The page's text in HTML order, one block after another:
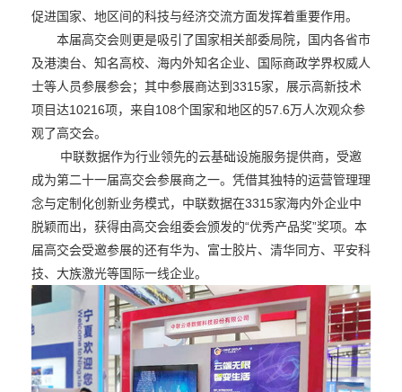
促进国家、地区间的科技与经济交流方面发挥着重要作用。
本届高交会则更是吸引了国家相关部委局院，国内各省市
及港澳台、知名高校、海内外知名企业、国际商政学界权威人
士等人员参展参会；其中参展商达到3315家，展示高新技术
项目达10216项，来自108个国家和地区的57.6万人次观众参
观了高交会。
中联数据作为行业领先的云基础设施服务提供商，受邀
成为第二十一届高交会参展商之一。凭借其独特的运营管理理
念与定制化创新业务模式，中联数据在3315家海内外企业中
脱颖而出，获得由高交会组委会颁发的“优秀产品奖”奖项。本
届高交会受邀参展的还有华为、富士胶片、清华同方、平安科
技、大族激光等国际一线企业。